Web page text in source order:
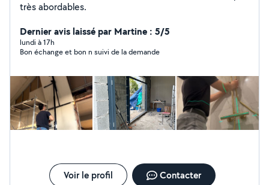
très abordables.
Dernier avis laissé par Martine : 5/5
lundi à 17h
Bon échange et bon n suivi de la demande
Voir le profil Contacter